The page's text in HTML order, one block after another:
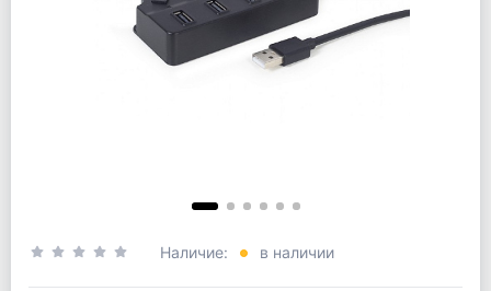
Наличие: в наличии